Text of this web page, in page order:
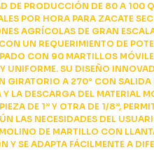
DE PRODUCCIÓN DE 80 A 100
POR HORA PARA ZACATE
AGRÍCOLAS DE GRAN
UN REQUERIMIENTO DE
CON 90 MARTILLOS
Y UNIFORME. SU DISEÑO
GIRATORIO A 270° CON SALIDA
Y LA DESCARGA DEL MATERIAL
DE 1” Y OTRA DE 1/8”,
LAS NECESIDADES DEL
DE MARTILLO CON
Y SE ADAPTA FÁCILMENTE A